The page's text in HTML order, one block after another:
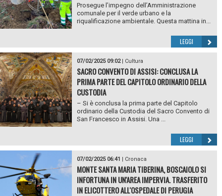
Prosegue l’impegno dell’Amministrazione
comunale per il verde urbano e la
riqualificazione ambientale. Questa mattina in...
LEGGI
07/02/2025 09:02| Cultura
SACRO CONVENTO DI ASSISI: CONCLUSA LA
PRIMA PARTE DEL CAPITOLO ORDINARIO DELLA
CUSTODIA
– Si è conclusa la prima parte del Capitolo
ordinario della Custodia del Sacro Convento di
San Francesco in Assisi. Una ...
LEGGI
07/02/2025 06:41 | Cronaca
MONTE SANTA MARIA TIBERINA, BOSCAIOLO SI
INFORTUNA IN UN'AREA IMPERVIA. TRASFERITO
IN ELICOTTERO ALL'OSPEDALE DI PERUGIA